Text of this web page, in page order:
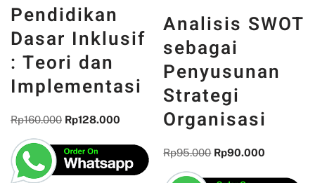
Pendidikan
Dasar Inklusif
: Teori dan
Implementasi
Rp160.000 Rp128.000
Analisis SWOT
sebagai
Penyusunan
Strategi
Organisasi
Rp95.000 Rp90.000